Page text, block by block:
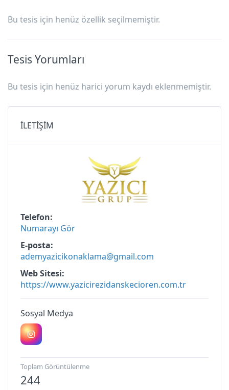
Bu tesis için henüz özellik seçilmemiştir.
Tesis Yorumları
Bu tesis için henüz harici yorum kaydı eklenmemiştir.
İLETİŞİM
Telefon
Numarayı Gör
E-posta
ademyazicikonaklama@gmail.com
Web Sitesi
https://www.yazicirezidanskecioren.com.tr
Sosyal Medya
Toplam Görüntülenme
244